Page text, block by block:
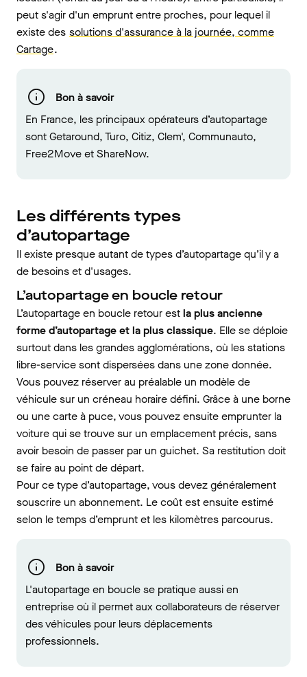
peut s'agir d'un emprunt entre proches, pour lequel il
existe des solutions d'assurance à la journée, comme
Cartage.
Bon à savoir
En France, les principaux opérateurs d’autopartage
sont Getaround, Turo, Citiz, Clem', Communauto,
Free2Move et ShareNow.
Les différents types
d’autopartage
Il existe presque autant de types d’autopartage qu’il y a
de besoins et d'usages.
L’autopartage en boucle retour
L’autopartage en boucle retour estla plus ancienne
forme d’autopartage et la plus classique. Elle se déploie
surtout dans les grandes agglomérations, où les stations
libre-service sont dispersées dans une zone donnée.
Vous pouvez réserver au préalable un modèle de
véhicule sur un créneau horaire défini. Grâce à une borne
ou une carte à puce, vous pouvez ensuite emprunter la
voiture qui se trouve sur un emplacement précis, sans
avoir besoin de passer par un guichet. Sa restitution doit
se faire au point de départ.
Pour ce type d’autopartage, vous devez généralement
souscrire un abonnement. Le coût est ensuite estimé
selon le temps d’emprunt et les kilomètres parcourus.
Bon à savoir
L'autopartage en boucle se pratique aussi en
entreprise où il permet aux collaborateurs de réserver
des véhicules pour leurs déplacements
professionnels.